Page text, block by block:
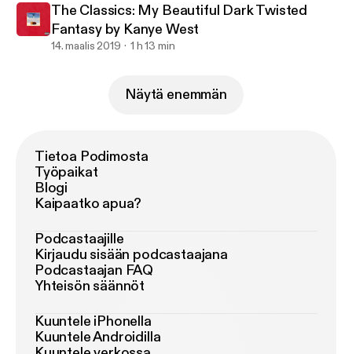
The Classics: My Beautiful Dark Twisted
Fantasy by Kanye West
14. maalis 2019 1 h 13 min
Näytä enemmän
Tietoa Podimosta
Työpaikat
Blogi
Kaipaatko apua?
Podcastaajille
Kirjaudu sisään podcastaajana
Podcastaajan FAQ
Yhteisön säännöt
Kuuntele iPhonella
Kuuntele Androidilla